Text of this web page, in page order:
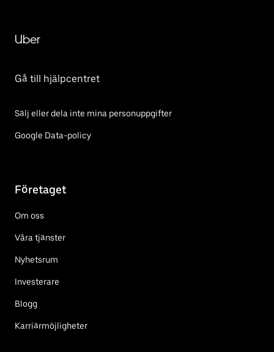
Uber
Gå till hjälpcentret
Sälj eller dela inte mina personuppgifter
Google Data-policy
Företaget
Om oss
Våra tjänster
Nyhetsrum
Investerare
Blogg
Karriärmöjligheter